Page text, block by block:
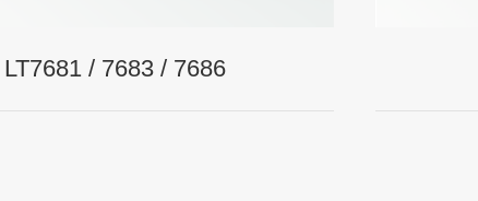
LT7681 / 7683 / 7686